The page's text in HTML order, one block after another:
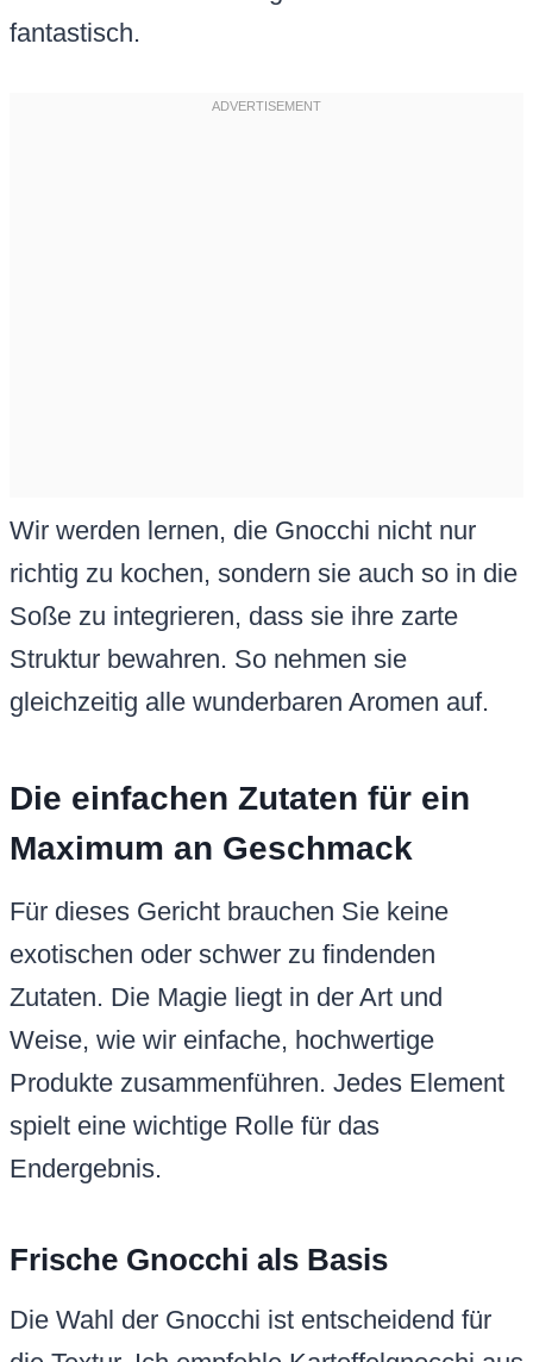
fantastisch.
Wir werden lernen, die Gnocchi nicht nur
richtig zu kochen, sondern sie auch so in die
Soße zu integrieren, dass sie ihre zarte
Struktur bewahren. So nehmen sie
gleichzeitig alle wunderbaren Aromen auf.
Die einfachen Zutaten für ein
Maximum an Geschmack
Für dieses Gericht brauchen Sie keine
exotischen oder schwer zu findenden
Zutaten. Die Magie liegt in der Art und
Weise, wie wir einfache, hochwertige
Produkte zusammenführen. Jedes Element
spielt eine wichtige Rolle für das
Endergebnis.
Frische Gnocchi als Basis
Die Wahl der Gnocchi ist entscheidend für